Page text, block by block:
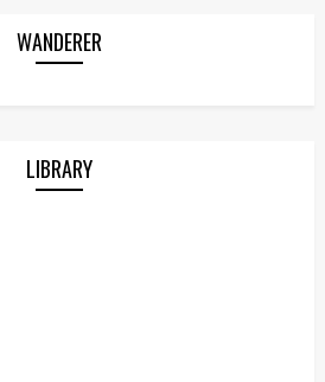
WANDERER
LIBRARY